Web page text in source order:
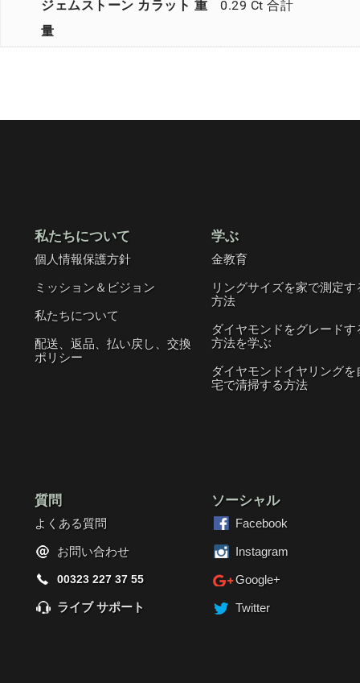
ジェムストーン カラット 重
量
0.29 Ct 合計
私たちについて
個人情報保護方針
ミッション＆ビジョン
私たちについて
配送、返品、払い戻し、交換
ポリシー
学ぶ
金教育
リングサイズを家で測定す
方法
ダイヤモンドをグレードす
方法を学ぶ
ダイヤモンドイヤリングを
宅で清掃する方法
質問
よくある質問
お問い合わせ
00323 227 37 55
ライブ サポート
ソーシャル
Facebook
Instagram
Google+
Twitter